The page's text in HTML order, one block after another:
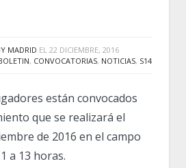
MADRID EL 22 DICIEMBRE, 2016
, CONVOCATORIAS, NOTICIAS, S14
están convocados
que se realizará el
de 2016 en el campo
a 13 horas.